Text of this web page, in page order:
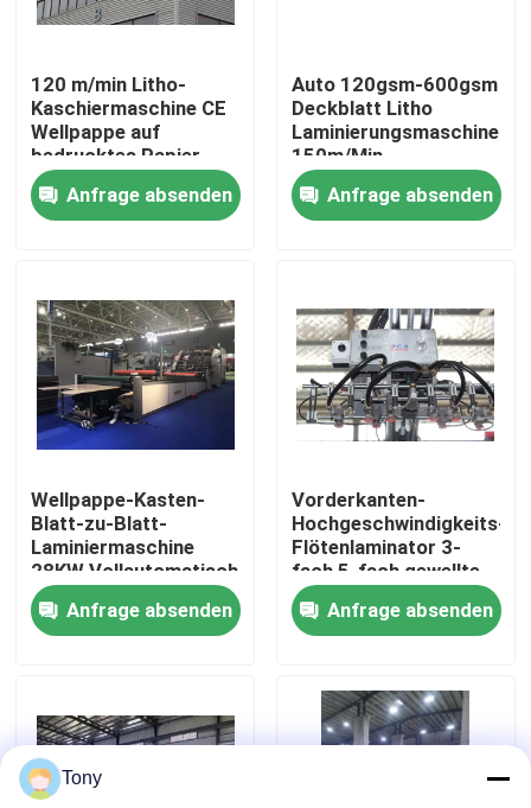
Zu Hause
Produkte
Werksbesichtigung
Qualitätskontrolle
Kontakt mit uns
Neuigkeiten
Bitte um ein Angebot
Flöten-Laminiermaschinen-Maschine
120 m/min Litho-
Kaschiermaschine CE
Wellpappe auf
bedrucktes Papier
Anfrage absenden
Auto 120gsm-600gsm
Deckblatt Litho
Laminierungsmaschine
150m/Min
Anfrage absenden
Wellpappe-Kasten-
Blatt-zu-Blatt-
Laminiermaschine
28KW Vollautomatisch
Anfrage absenden
Vorderkanten-
Hochgeschwindigkeits-
Flötenlaminator 3-
fach 5-fach gewellte
Laminiermaschine
Anfrage absenden
Tony